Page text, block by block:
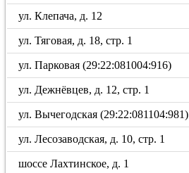
ул. Клепача, д. 12
ул. Тяговая, д. 18, стр. 1
ул. Парковая (29:22:081004:916)
ул. Дежнёвцев, д. 12, стр. 1
ул. Вычегодская (29:22:081104:981)
ул. Лесозаводская, д. 10, стр. 1
шоссе Лахтинское, д. 1